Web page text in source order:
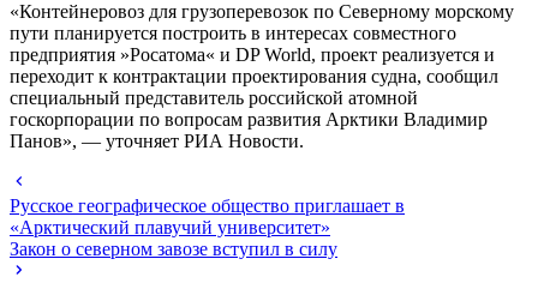
«Контейнеровоз для грузоперевозок по Северному морскому
пути планируется построить в интересах совместного
предприятия »Росатома« и DP World, проект реализуется и
переходит к контрактации проектирования судна, сообщил
специальный представитель российской атомной
госкорпорации по вопросам развития Арктики Владимир
Панов», — уточняет РИА Новости.
Русское географическое общество приглашает в
«Арктический плавучий университет»
Закон о северном завозе вступил в силу